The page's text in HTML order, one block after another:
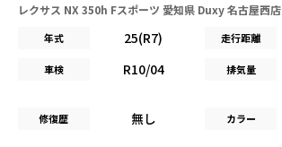
レクサス NX 350h Fスポーツ 愛知県 Duxy 名古屋西店
年式 25(R7) 走行距離
車検 R10/04 排気量
修復歴 無し カラー